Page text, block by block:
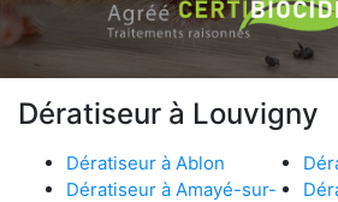
Dératiseur à Louvigny
Dératiseur à Ablon
Dératiseur à Amayé-sur-